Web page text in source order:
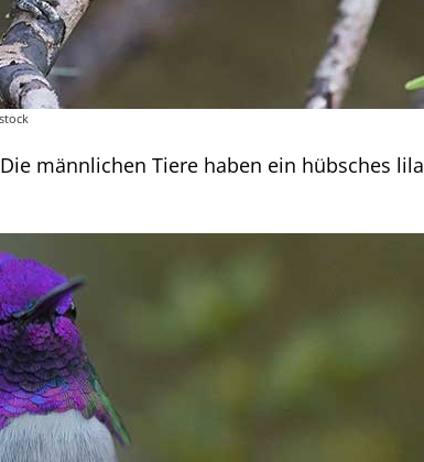
männlichen Tiere haben ein hübsches lila